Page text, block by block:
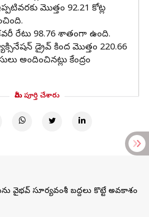
మొత్తం 92.21 కోట్ల
రేటు 98.76 శాతంగా ఉంది.
డ్రైవ్ కింద మొత్తం 220.66
అందించినట్లు కేంద్రం
మీరు పూర్తి చేశారు
వైభవ్ సూర్యవంశీ బద్దలు కొట్టే అవకాశం